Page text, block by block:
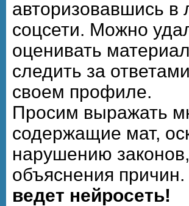
авторизовавшись
соцсети. Можно
оценивать
следить за
своем профиле.
Просим выражать
содержащие мат,
нарушению
объяснения причин.
ведет нейросеть!